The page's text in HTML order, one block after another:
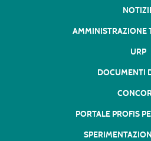
AMMINISTRAZIONE
URP
DOCUMENTI
PORTALE PROFIS